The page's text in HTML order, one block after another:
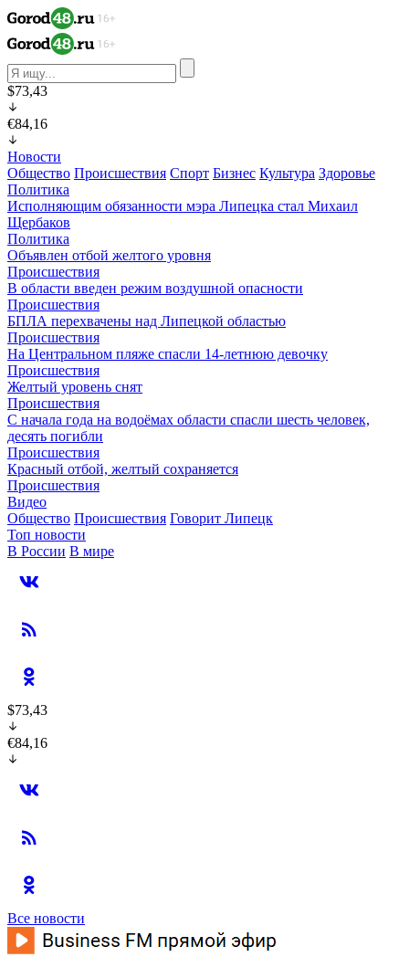
$73,43
€84,16
Новости
Общество Происшествия Спорт Бизнес Культура Здоровье
Политика
Исполняющим обязанности мэра Липецка стал Михаил
Щербаков
Политика
Объявлен отбой желтого уровня
Происшествия
В области введен режим воздушной опасности
Происшествия
БПЛА перехвачены над Липецкой областью
Происшествия
На Центральном пляже спасли 14-летнюю девочку
Происшествия
Желтый уровень снят
Происшествия
С начала года на водоёмах области спасли шесть человек,
десять погибли
Происшествия
Красный отбой, желтый сохраняется
Происшествия
Видео
Общество Происшествия Говорит Липецк
Топ новости
В России В мире
$73,43
€84,16
Все новости